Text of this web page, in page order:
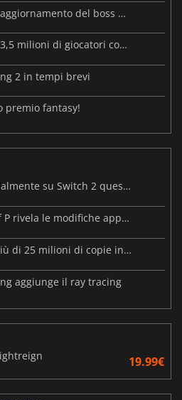
Elden Ring: Nightreign - aggiornamento del boss porta tanti giocatori
Elden Ring: Nightreign - 3,5 milioni di giocatori con un grande reveal
2 in tempi brevi
premio fantasy!
Elden Ring arriverà ufficialmente su Switch 2 quest'estate
Lo sviluppatore di Lies of P rivela le modifiche apportate al DLC
Elden Ring ha venduto più di 25 milioni di copie in tutto il mondo
aggiunge il ray tracing
19.99€